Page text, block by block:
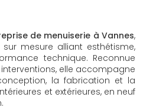
de menuiserie à Vannes,
mesure alliant esthétisme,
technique. Reconnue
elle accompagne
la fabrication et la
et extérieures, en neuf